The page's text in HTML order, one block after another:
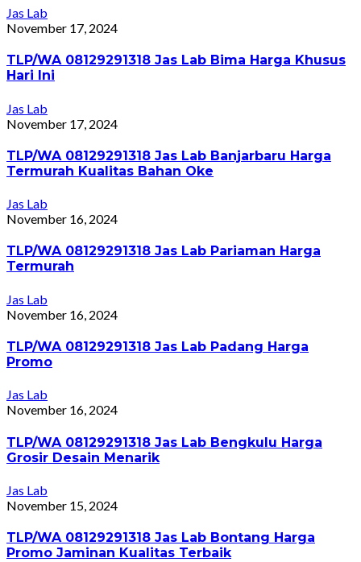
Jas Lab
November 17, 2024
TLP/WA 08129291318 Jas Lab Bima Harga Khusus
Hari Ini
Jas Lab
November 17, 2024
TLP/WA 08129291318 Jas Lab Banjarbaru Harga
Termurah Kualitas Bahan Oke
Jas Lab
November 16, 2024
TLP/WA 08129291318 Jas Lab Pariaman Harga
Termurah
Jas Lab
November 16, 2024
TLP/WA 08129291318 Jas Lab Padang Harga
Promo
Jas Lab
November 16, 2024
TLP/WA 08129291318 Jas Lab Bengkulu Harga
Grosir Desain Menarik
Jas Lab
November 15, 2024
TLP/WA 08129291318 Jas Lab Bontang Harga
Promo Jaminan Kualitas Terbaik